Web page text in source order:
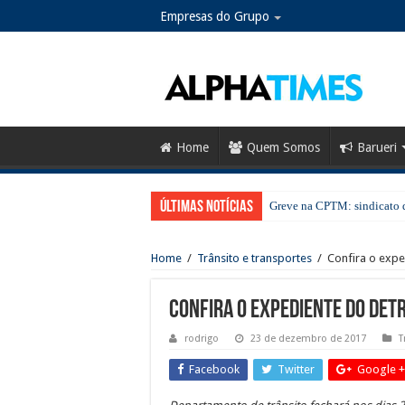
Empresas do Grupo
Home Quem Somos Barueri
Últimas notícias Greve na CPTM: sindicato
SESI Santana de Parnaíba
Guarda Municipal
Cronograma semanal de
Home / Trânsito e transportes / Confira o
Confira o expediente do
rodrigo 23 de dezembro de 2017
Facebook Twitter Google +